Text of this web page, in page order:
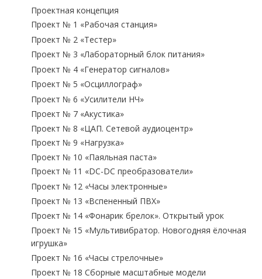
Проектная концепция
Проект № 1 «Рабочая станция»
Проект № 2 «Тестер»
Проект № 3 «Лабораторный блок питания»
Проект № 4 «Генератор сигналов»
Проект № 5 «Осциллограф»
Проект № 6 «Усилители НЧ»
Проект № 7 «Акустика»
Проект № 8 «ЦАП. Сетевой аудиоцентр»
Проект № 9 «Нагрузка»
Проект № 10 «Паяльная паста»
Проект № 11 «DC-DC преобразователи»
Проект № 12 «Часы электронные»
Проект № 13 «Вспененный ПВХ»
Проект № 14 «Фонарик брелок». Открытый урок
Проект № 15 «Мультивибратор. Новогодняя ёлочная
игрушка»
Проект № 16 «Часы стрелочные»
Проект № 18 Сборные масштабные модели